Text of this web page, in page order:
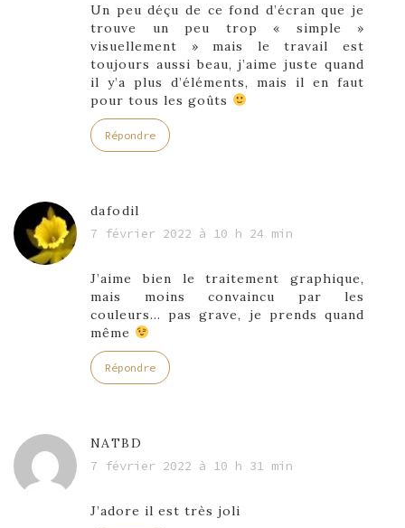
Un peu déçu de ce fond d’écran que je
trouve un peu trop « simple »
visuellement » mais le travail est
toujours aussi beau, j’aime juste quand
il y’a plus d’éléments, mais il en faut
pour tous les goûts
Répondre
dafodil
7 février 2022 à 10 h 24 min
J’aime bien le traitement graphique,
mais moins convaincu par les
couleurs… pas grave, je prends quand
même
Répondre
NATBD
7 février 2022 à 10 h 31 min
J’adore il est très joli